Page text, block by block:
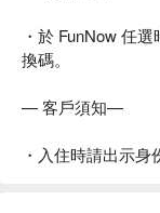
・於 FunNow 任
換碼。
— 客戶須知—
・入住時請出示身